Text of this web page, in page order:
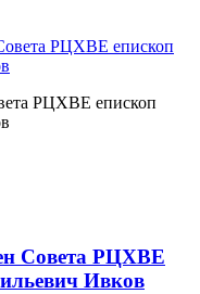
РЦХВЕ епископ
Совета РЦХВЕ
Ивков